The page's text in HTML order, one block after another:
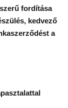
fordítása
kedvező
a